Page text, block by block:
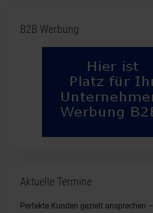
B2B Werbung
Aktuelle Termine
Perfekte Kunden gezielt ansprechen –